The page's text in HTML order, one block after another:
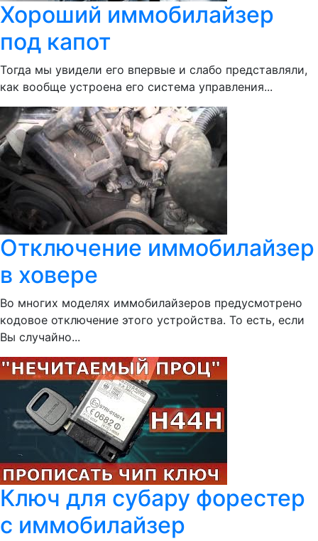
Хороший иммобилайзер
под капот
Тогда мы увидели его впервые и слабо представляли,
как вообще устроена его система управления...
Отключение иммобилайзер
в ховере
Во многих моделях иммобилайзеров предусмотрено
кодовое отключение этого устройства. То есть, если
Вы случайно...
Ключ для субару форестер
с иммобилайзер